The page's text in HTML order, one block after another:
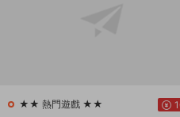
★★ 熱門遊戲 ★★